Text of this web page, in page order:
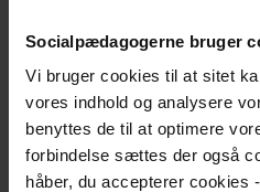
Socialpædagogerne bruger
Vi bruger cookies til at sitet
vores indhold og analysere
benyttes de til at optimere
forbindelse sættes der også
håber, du accepterer cookies
Identitets- og livsændringer
At modtage diagnosen –
konsulentperspektiv
Danmark)